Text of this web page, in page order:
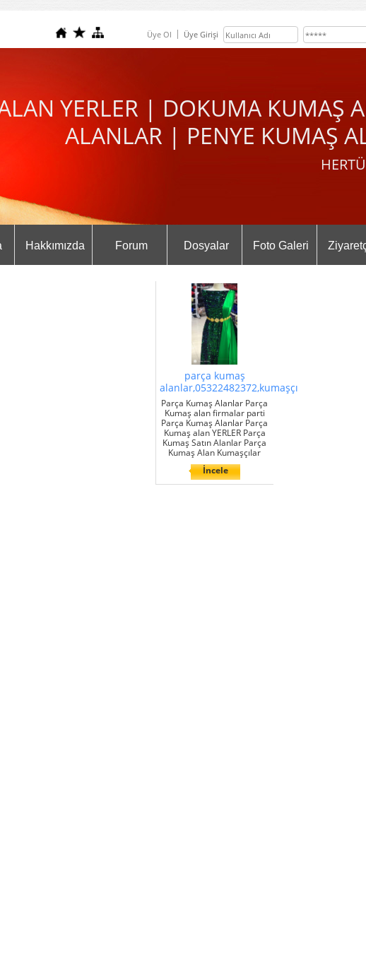
Üye Ol Üye Girişi
YERLER | DOKUMA KUMAŞ
ALANLAR | PENYE KUMAŞ
Hakkımızda Forum Dosyalar Foto Galeri
parça kumaş
alanlar,05322482372,kumaşçı
Parça Kumaş Alanlar Parça
Kumaş alan firmalar parti
Parça Kumaş Alanlar Parça
Kumaş alan YERLER Parça
Kumaş Satın Alanlar Parça
Kumaş Alan Kumaşçılar
İncele